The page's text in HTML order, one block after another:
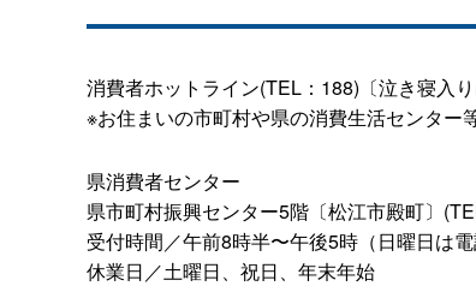
消費者ホットライン(TEL：188)〔泣き寝入り
※お住まいの市町村や県の消費生活センター
県消費者センター
県市町村振興センター5階〔松江市殿町〕
受付時間／午前8時半〜午後5時（日曜日は
休業日／土曜日、祝日、年末年始